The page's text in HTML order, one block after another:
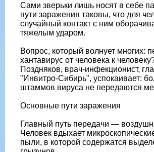
Сами зверьки лишь носят в себе
пути заражения таковы, что для
случайный контакт с ним
тяжелым ударом.
Вопрос, который волнует многих:
хантавирус от человека к
Поздняков, врач-инфекционист,
"Инвитро-Сибирь", успокаивает:
штаммов вируса не передаются
Основные пути заражения
Главный путь передачи —
Человек вдыхает
пыли, в которой содержатся